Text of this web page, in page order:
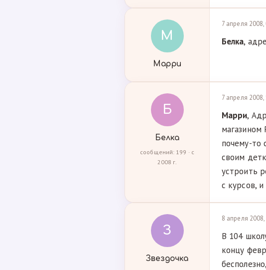
М
Марри
7 апреля 2008,
Белка,
Б
Белка
сообщений: 199 · с
2008 г.
7 апреля 2008,
Марри,
магазином
почему-то
своим
устроить
с курсов,
З
Звездочка
8 апреля 2008,
В 104
концу